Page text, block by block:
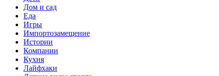
Дом и сад
Еда
Игры
Импортозамещение
Истории
Компании
Кухня
Лайфхаки